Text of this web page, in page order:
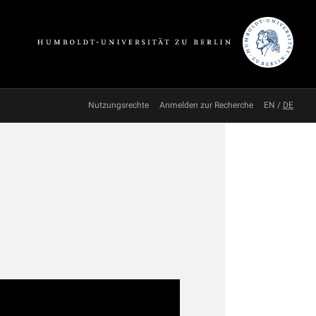
Nutzungsrechte Anmelden zur Recherche EN / DE